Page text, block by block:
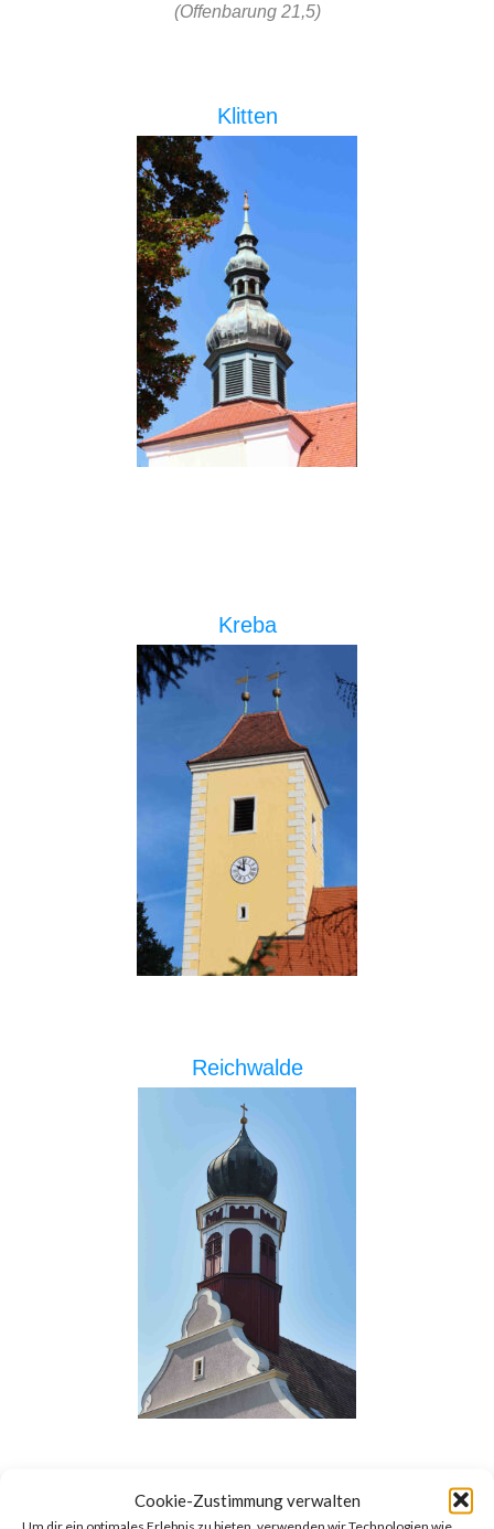
Cookie-Zustimmung verwalten
Um dir ein optimales Erlebnis zu bieten, verwenden wir Technologien wie
(Offenbarung 21,5)
Klitten
Kreba
Reichwalde
See